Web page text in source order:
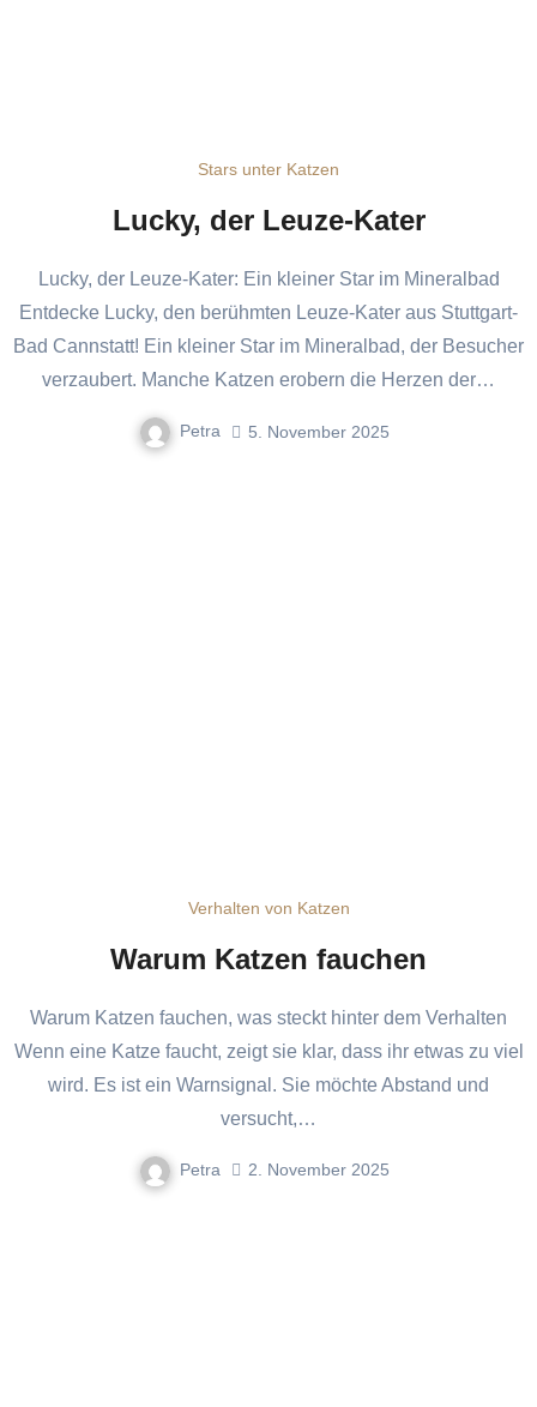
Stars unter Katzen
Lucky, der Leuze-Kater
Lucky, der Leuze-Kater: Ein kleiner Star im Mineralbad
Entdecke Lucky, den berühmten Leuze-Kater aus Stuttgart-
Bad Cannstatt! Ein kleiner Star im Mineralbad, der Besucher
verzaubert. Manche Katzen erobern die Herzen der…
Petra 5. November 2025
Verhalten von Katzen
Warum Katzen fauchen
Warum Katzen fauchen, was steckt hinter dem Verhalten
Wenn eine Katze faucht, zeigt sie klar, dass ihr etwas zu viel
wird. Es ist ein Warnsignal. Sie möchte Abstand und
versucht,…
Petra 2. November 2025